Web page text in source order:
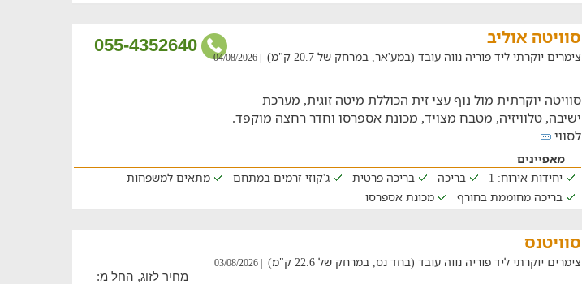
055-4352640 סוויטה אוליב
צימרים יוקרתי ליד פוריה נווה עובד (במע'אר, במרחק של 20.7 ק"מ) | 04/08/2026
סוויטה יוקרתית מול נוף עצי זית הכוללת מיטה זוגית, מערכת
ישיבה, טלוויזיה, מטבח מצויד, מכונת אספרסו וחדר רחצה מוקפד.
לסווי
מאפיינים
יחידות אירוח: 1
בריכה בריכה פרטית ג'קוזי זרמים במתחם
מתאים למשפחות
בריכה מחוממת בחורף
מכונת אספרסו
סוויטנס
צימרים יוקרתי ליד פוריה נווה עובד (בחד נס, במרחק של 22.6 ק"מ) | 03/08/2026
מחיר לזוג, החל מ: